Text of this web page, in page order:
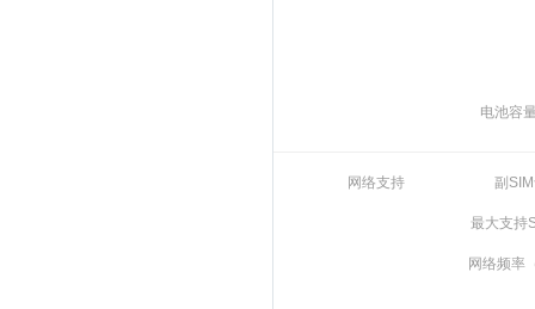
电池容
网络支持 副
最大支持
网络频率